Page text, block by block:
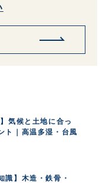
気候と土地に合っ
ト｜高温多湿・台風
識】木造・鉄骨・